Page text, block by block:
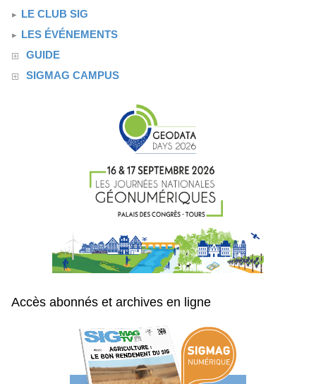
LE CLUB SIG
LES ÉVÉNEMENTS
GUIDE
SIGMAG CAMPUS
Accès abonnés et archives en ligne